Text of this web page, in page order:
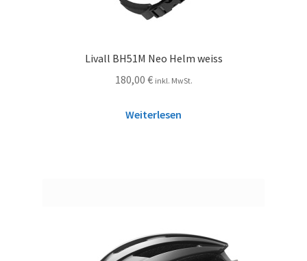
Livall BH51M Neo Helm weiss
180,00 € inkl. MwSt.
Weiterlesen